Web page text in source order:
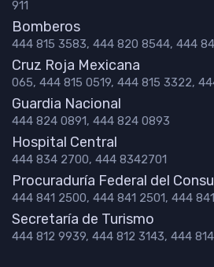
911
Bomberos
444 815 3583, 444 820 8544, 444
Cruz Roja Mexicana
065, 444 815 0519, 444 815 3322,
Guardia Nacional
444 824 0891, 444 824 0893
Hospital Central
444 834 2700, 444 8342701
Procuraduría Federal del
444 841 2500, 444 841 2501, 444
Secretaría de Turismo
444 812 9939, 444 812 3143, 444